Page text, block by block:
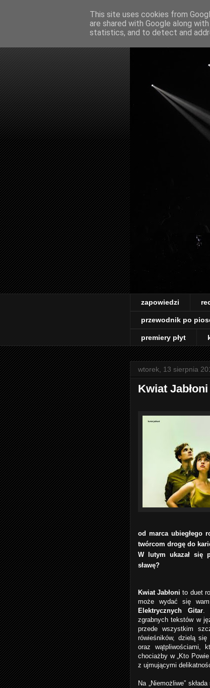
zapowiedzi
przewodnik po
premiery płyt
wtorek, 13 sierpnia
Kwiat
od marca ubiegłego
twórcom drogę do
W lutym ukazał się
sławę?
Kwiat Jabłonito duet
może wydać się
Elektrycznych Gitar.
zgrabnych tekstów w
przede wszystkim
rówieśników, dzielą
oraz wątpliwościami,
chociażby w „Kto
z ujmującymi
Na „Niemożliwe”
This site uses cookies from
are shared with Google along
statistics, and to detect and